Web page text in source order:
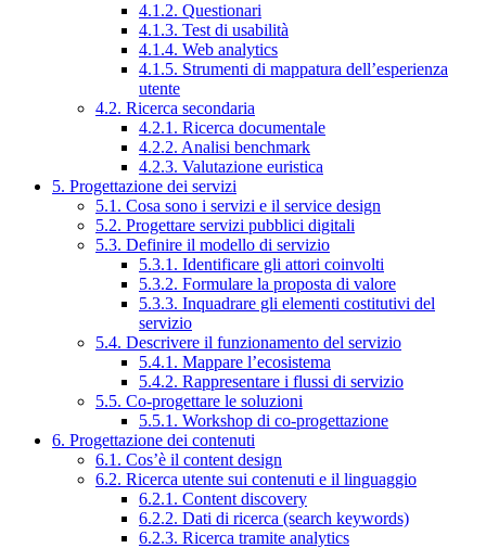
4.1.2. Questionari
4.1.3. Test di usabilità
4.1.4. Web analytics
4.1.5. Strumenti di mappatura dell’esperienza
utente
4.2. Ricerca secondaria
4.2.1. Ricerca documentale
4.2.2. Analisi benchmark
4.2.3. Valutazione euristica
5. Progettazione dei servizi
5.1. Cosa sono i servizi e il service design
5.2. Progettare servizi pubblici digitali
5.3. Definire il modello di servizio
5.3.1. Identificare gli attori coinvolti
5.3.2. Formulare la proposta di valore
5.3.3. Inquadrare gli elementi costitutivi del
servizio
5.4. Descrivere il funzionamento del servizio
5.4.1. Mappare l’ecosistema
5.4.2. Rappresentare i flussi di servizio
5.5. Co-progettare le soluzioni
5.5.1. Workshop di co-progettazione
6. Progettazione dei contenuti
6.1. Cos’è il content design
6.2. Ricerca utente sui contenuti e il linguaggio
6.2.1. Content discovery
6.2.2. Dati di ricerca (search keywords)
6.2.3. Ricerca tramite analytics